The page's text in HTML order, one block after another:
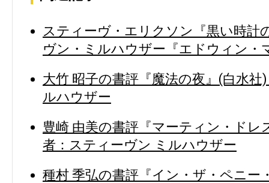
スティーヴ・エリクソン『黒い時計
ヴン・ミルハウザー『エドウィン・
大竹 昭子の書評『魔法の夜』(白水
ルハウザー
豊崎 由美の書評『マーティン・ドレ
者：スティーヴン ミルハウザー
種村 季弘の書評『イン・ザ・ペニー